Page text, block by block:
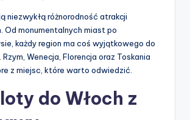
niezwykłą różnorodność atrakcji
Od monumentalnych miast po
każdy region ma coś wyjątkowego do
Wenecja, Florencja oraz Toskania
z miejsc, które warto odwiedzić.
do Włoch z